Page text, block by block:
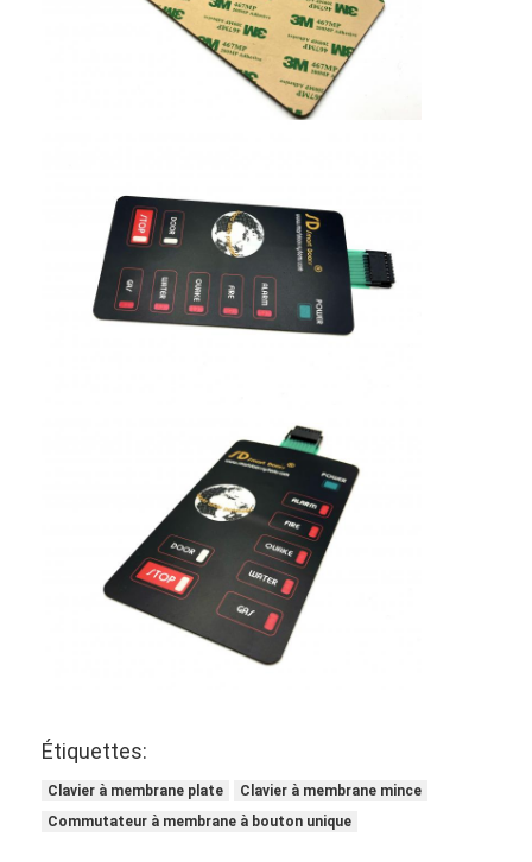
Étiquettes:
Clavier à membrane plate
Clavier à membrane mince
Commutateur à membrane à bouton unique